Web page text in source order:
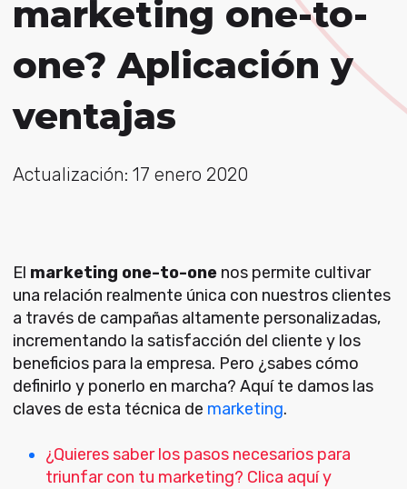
marketing one-to-
one? Aplicación y
ventajas
Actualización: 17 enero 2020
El marketing one-to-onenos permite cultivar
una relación realmente única con nuestros clientes
a través de campañas altamente personalizadas,
incrementando la satisfacción del cliente y los
beneficios para la empresa. Pero ¿sabes cómo
definirlo y ponerlo en marcha? Aquí te damos las
claves de esta técnica de marketing.
¿Quieres saber los pasos necesarios para
triunfar con tu marketing? Clica aquí y